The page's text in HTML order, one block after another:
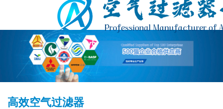
高效空气过滤器